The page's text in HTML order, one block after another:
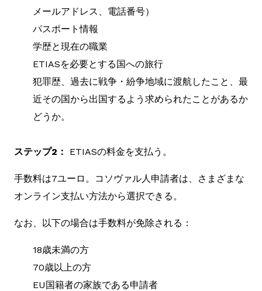
メールアドレス、電話番号）
パスポート情報
学歴と現在の職業
ETIASを必要とする国への旅行
犯罪歴、過去に戦争・紛争地域に渡航したこと、最
近その国から出国するよう求められたことがあるか
どうか。
ステップ2： ETIASの料金を支払う。
手数料は7ユーロ。コソヴァル人申請者は、さまざまな
オンライン支払い方法から選択できる。
なお、以下の場合は手数料が免除される：
18歳未満の方
70歳以上の方
EU国籍者の家族である申請者